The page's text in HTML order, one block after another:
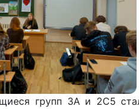
групп 3А и 2С5